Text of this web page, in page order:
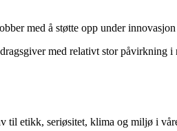
med å støtte opp under
med relativt stor påvirkning
seriøsitet, klima og miljø i